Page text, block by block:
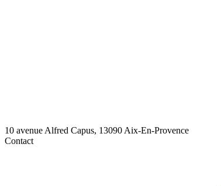
10 avenue Alfred Capus, 13090 Aix-En-Provence
Contact